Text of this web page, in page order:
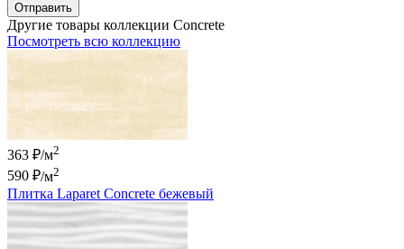
Отправить
Другие товары коллекции Concrete
Посмотреть всю коллекцию
363 ₽/м2
590 ₽/м2
Плитка Laparet Concrete бежевый